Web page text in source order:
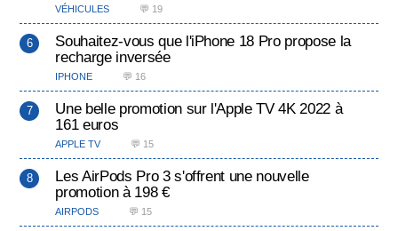
VÉHICULES 💬 19
Souhaitez-vous que l'iPhone 18 Pro propose la
recharge inversée
IPHONE 💬 16
Une belle promotion sur l'Apple TV 4K 2022 à
161 euros
APPLE TV 💬 15
Les AirPods Pro 3 s'offrent une nouvelle
promotion à 198 €
AIRPODS 💬 15